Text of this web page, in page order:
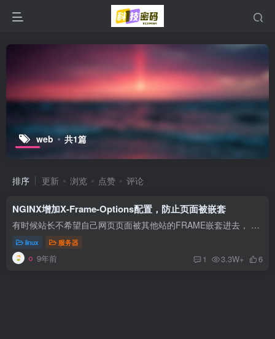
web 共1篇
排序 更新 浏览 点赞 评论
NGINX增加X-Frame-Options配置，防止页面被嵌套
有时候站长不希望自己网页页面被其他站的FRAME嵌套进去， 这时候就需要的HTTP协议头里增加X-Frame-Options这一项。 X-Frame-Options的值有三个： （1）DENY --- 表示该页面不允许在 frame 中展...
linux 服务器
9年前 1 3.3W+ 6